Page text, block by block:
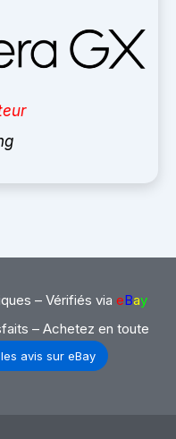
– Vérifiés via eBay
– Achetez en toute
avis sur eBay